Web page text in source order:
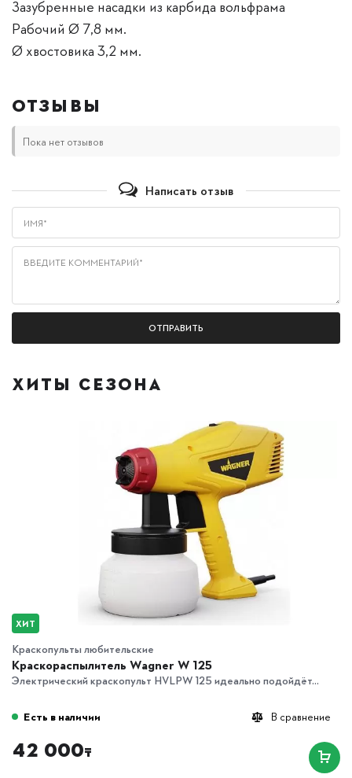
Зазубренные насадки из карбида вольфрама
Рабочий Ø 7,8 мм.
Ø хвостовика 3,2 мм.
ОТЗЫВЫ
Пока нет отзывов
Написать отзыв
Имя*
Введите комментарий*
ХИТЫ СЕЗОНА
ХИТ
Краскопульты любительские
Краскораспылитель Wagner W 125
Электрический краскопульт HVLPW 125 идеально подойдёт...
В сравнение
Есть в наличии
42 000₸